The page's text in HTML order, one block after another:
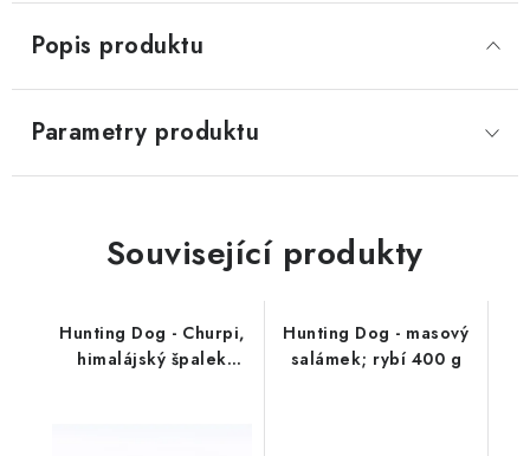
Popis produktu
Parametry produktu
Související produkty
Hunting Dog - Churpi,
himalájský špalek
Hunting Dog - masový
salámek; rybí 400 g